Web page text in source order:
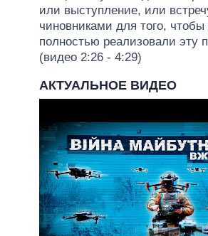
или выступление, или
чиновниками для того,
полностью реализовали эту
(видео 2:26 - 4:29)
АКТУАЛЬНОЕ ВИДЕО